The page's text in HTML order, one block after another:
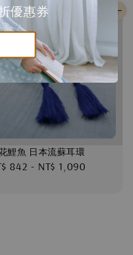
優惠券
鯉魚 日本流蘇耳環
842 - NT$ 1,090